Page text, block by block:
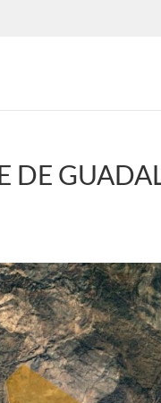
DE